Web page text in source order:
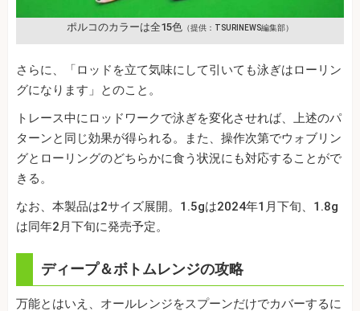
ポルコのカラーは全15色 （提供：TSURINEWS編集部）
さらに、「ロッドを立て気味にして引いても泳ぎはローリン
グになります」とのこと。
トレース中にロッドワークで泳ぎを変化させれば、上述のパ
ターンと同じ効果が得られる。また、操作次第でウォブリン
グとローリングのどちらかに食う状況にも対応することがで
きる。
なお、本製品は2サイズ展開。1.5gは2024年1月下旬、1.8g
は同年2月下旬に発売予定。
ディープ＆ボトムレンジの攻略
万能とはいえ、オールレンジをスプーンだけでカバーするに